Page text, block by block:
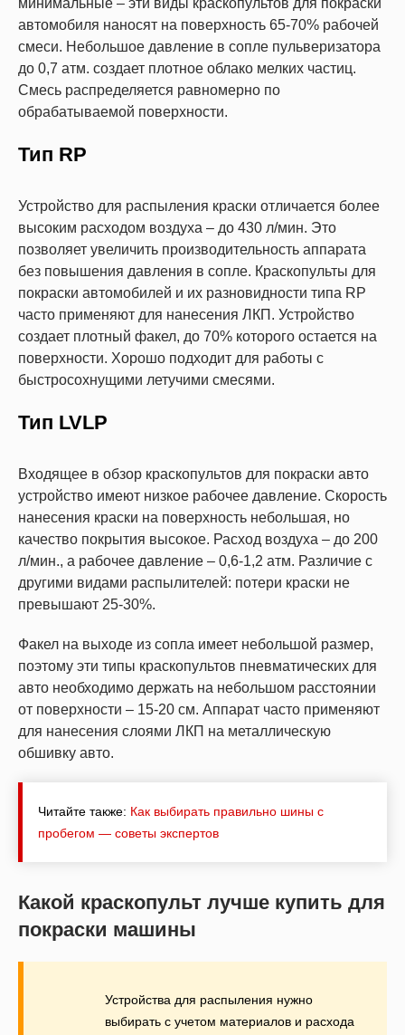
минимальные – эти виды краскопультов для покраски
автомобиля наносят на поверхность 65-70% рабочей
смеси. Небольшое давление в сопле пульверизатора
до 0,7 атм. создает плотное облако мелких частиц.
Смесь распределяется равномерно по
обрабатываемой поверхности.
Тип RP
Устройство для распыления краски отличается более
высоким расходом воздуха – до 430 л/мин. Это
позволяет увеличить производительность аппарата
без повышения давления в сопле. Краскопульты для
покраски автомобилей и их разновидности типа RP
часто применяют для нанесения ЛКП. Устройство
создает плотный факел, до 70% которого остается на
поверхности. Хорошо подходит для работы с
быстросохнущими летучими смесями.
Тип LVLP
Входящее в обзор краскопультов для покраски авто
устройство имеют низкое рабочее давление. Скорость
нанесения краски на поверхность небольшая, но
качество покрытия высокое. Расход воздуха – до 200
л/мин., а рабочее давление – 0,6-1,2 атм. Различие с
другими видами распылителей: потери краски не
превышают 25-30%.
Факел на выходе из сопла имеет небольшой размер,
поэтому эти типы краскопультов пневматических для
авто необходимо держать на небольшом расстоянии
от поверхности – 15-20 см. Аппарат часто применяют
для нанесения слоями ЛКП на металлическую
обшивку авто.
Читайте также: Как выбирать правильно шины с
пробегом — советы экспертов
Какой краскопульт лучше купить для
покраски машины
Устройства для распыления нужно
выбирать с учетом материалов и расхода